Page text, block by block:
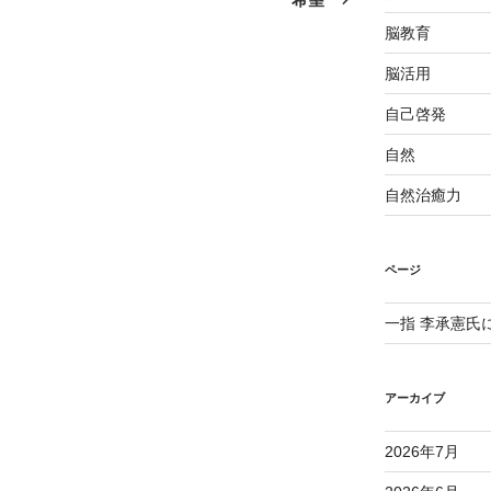
脳教育
脳活用
自己啓発
自然
自然治癒力
ページ
一指 李承憲氏
アーカイブ
2026年7月